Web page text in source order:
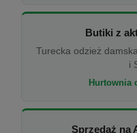
Butiki z
Turecka odzież
i
Hurtownia
Sprzedaż na